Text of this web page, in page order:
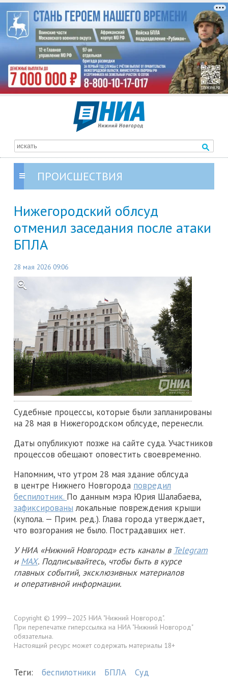
ПРОИСШЕСТВИЯ
Нижегородский облсуд
отменил заседания после атаки
БПЛА
28 мая 2026 09:06
Судебные процессы, которые были запланированы
на 28 мая в Нижегородском облсуде, перенесли.
Даты опубликуют позже на сайте суда. Участников
процессов обещают оповестить своевременно.
Напомним, что утром 28 мая здание облсуда
в центре Нижнего Новгорода повредил
беспилотник. По данным мэра Юрия Шалабаева,
зафиксированы локальные повреждения крыши
(купола. — Прим. ред.). Глава города утверждает,
что возгорания не было. Пострадавших нет.
У НИА «Нижний Новгород» есть каналы в Telegram
и MAX. Подписывайтесь, чтобы быть в курсе
главных событий, эксклюзивных материалов
и оперативной информации.
Copyright © 1999—2025 НИА "Нижний Новгород".
При перепечатке гиперссылка на НИА "Нижний Новгород"
обязательна.
Настоящий ресурс может содержать материалы 18+
Теги: беспилотники БПЛА Суд